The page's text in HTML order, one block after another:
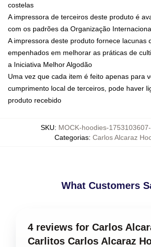
costelas
A impressora de terceiros deste produto é
com os padrões da Organização
A impressora deste produto fornece lacunas
empenhados em melhorar as práticas de
a Iniciativa Melhor Algodão
Uma vez que cada item é feito apenas para
cumprimento local de terceiros, pode haver
produto recebido
SKU: MOCK-hoodies-
Categorias: Carlos Alcaraz
What Customers
4 reviews for Carlos
Carlitos Carlos Alcaraz